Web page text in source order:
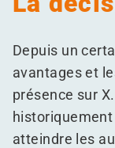
Depuis un
avantages et
présence sur
atteindre les